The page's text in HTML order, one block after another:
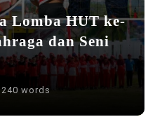
Lomba HUT ke-
dan Seni
240 words